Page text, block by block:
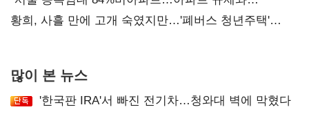
달리해야"
황희, 사흘 만에 고개 숙였지만…'폐버스 청년주택'
많이 본 뉴스
'한국판 IRA'서 빠진 전기차…청와대 벽에 막혔다